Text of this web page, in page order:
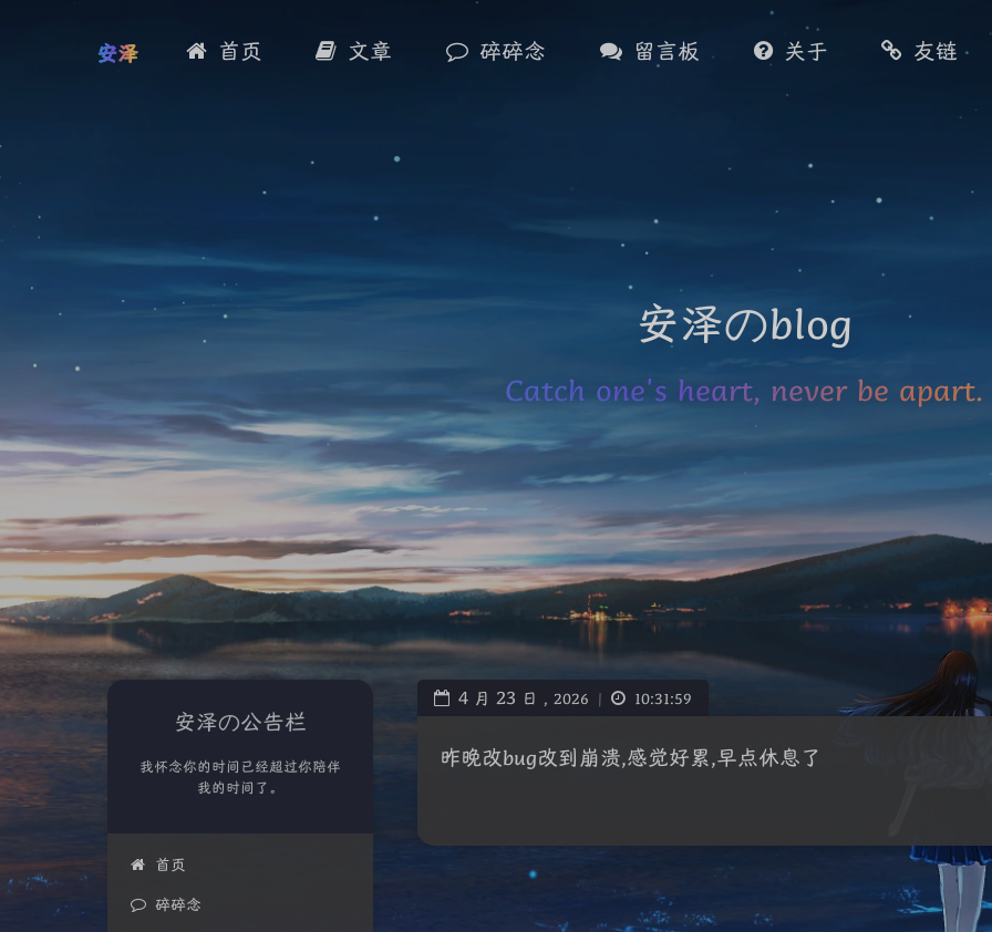
安泽 首页 文章 碎碎念 留言板 关于 友链
安泽のblog
Catch one's heart, never be apart.
安泽の公告栏
我怀念你的时间已经超过你陪伴
我的时间了。
首页
碎碎念
4 月 23 日 , 2026 | 10:31:59
昨晚改bug改到崩溃,感觉好累,早点休息了